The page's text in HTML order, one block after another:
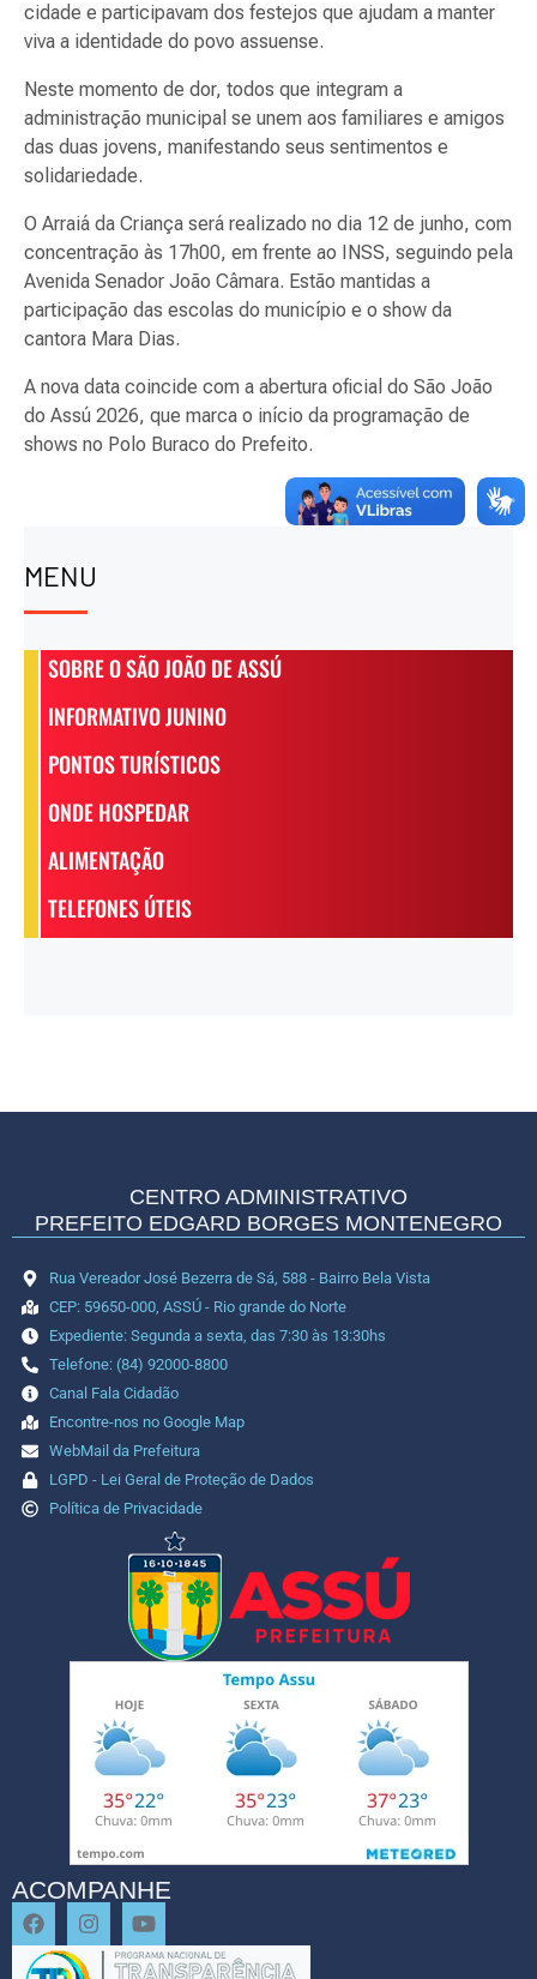
cidade e participavam dos festejos que ajudam a manter
viva a identidade do povo assuense.
Neste momento de dor, todos que integram a
administração municipal se unem aos familiares e amigos
das duas jovens, manifestando seus sentimentos e
solidariedade.
O Arraiá da Criança será realizado no dia 12 de junho, com
concentração às 17h00, em frente ao INSS, seguindo pela
Avenida Senador João Câmara. Estão mantidas a
participação das escolas do município e o show da
cantora Mara Dias.
A nova data coincide com a abertura oficial do São João
do Assú 2026, que marca o início da programação de
shows no Polo Buraco do Prefeito.
MENU
SOBRE O SÃO JOÃO DE ASSÚ
INFORMATIVO JUNINO
PONTOS TURÍSTICOS
ONDE HOSPEDAR
ALIMENTAÇÃO
TELEFONES ÚTEIS
CENTRO ADMINISTRATIVO
PREFEITO EDGARD BORGES MONTENEGRO
Rua Vereador José Bezerra de Sá, 588 - Bairro Bela Vista
CEP: 59650-000, ASSÚ - Rio grande do Norte
Expediente: Segunda a sexta, das 7:30 às 13:30hs
Telefone: (84) 92000-8800
Canal Fala Cidadão
Encontre-nos no Google Map
WebMail da Prefeitura
LGPD - Lei Geral de Proteção de Dados
Política de Privacidade
ACOMPANHE